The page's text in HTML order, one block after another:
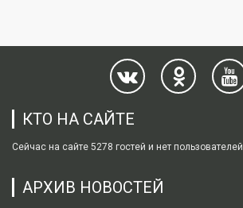
КТО НА САЙТЕ
Сейчас на сайте 5278 гостей и нет пользователей
АРХИВ НОВОСТЕЙ